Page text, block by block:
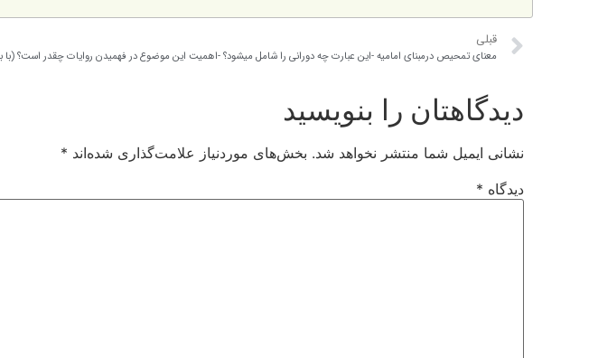
قبلی
دیدگاهتان را بنویسید
نشانی ایمیل شما منتشر نخواهد شد. بخش‌های موردنیاز علامت‌گذاری شده‌اند *
دیدگاه *